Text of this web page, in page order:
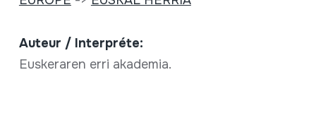
Auteur / Interpréte:
Euskeraren erri akademia.